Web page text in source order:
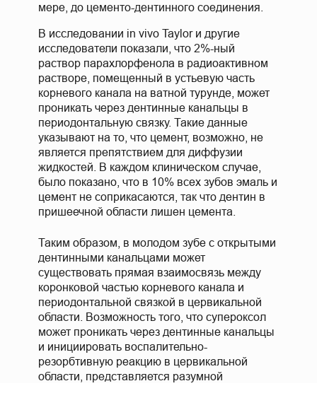
мере, до цементо-дентинного соединения.
В исследовании in vivo Taylor и другие
исследователи показали, что 2%-ный
раствор парахлорфенола в радиоактивном
растворе, помещенный в устьевую часть
корневого канала на ватной турунде, может
проникать через дентинные канальцы в
периодонтальную связку. Такие данные
указывают на то, что цемент, возможно, не
является препятствием для диффузии
жидкостей. В каждом клиническом случае,
было показано, что в 10% всех зубов эмаль и
цемент не соприкасаются, так что дентин в
пришеечной области лишен цемента.
Таким образом, в молодом зубе с открытыми
дентинными канальцами может
существовать прямая взаимосвязь между
коронковой частью корневого канала и
периодонтальной связкой в цервикальной
области. Возможность того, что супероксол
может проникать через дентинные канальцы
и инициировать воспалительно-
резорбтивную реакцию в цервикальной
области, представляется разумной